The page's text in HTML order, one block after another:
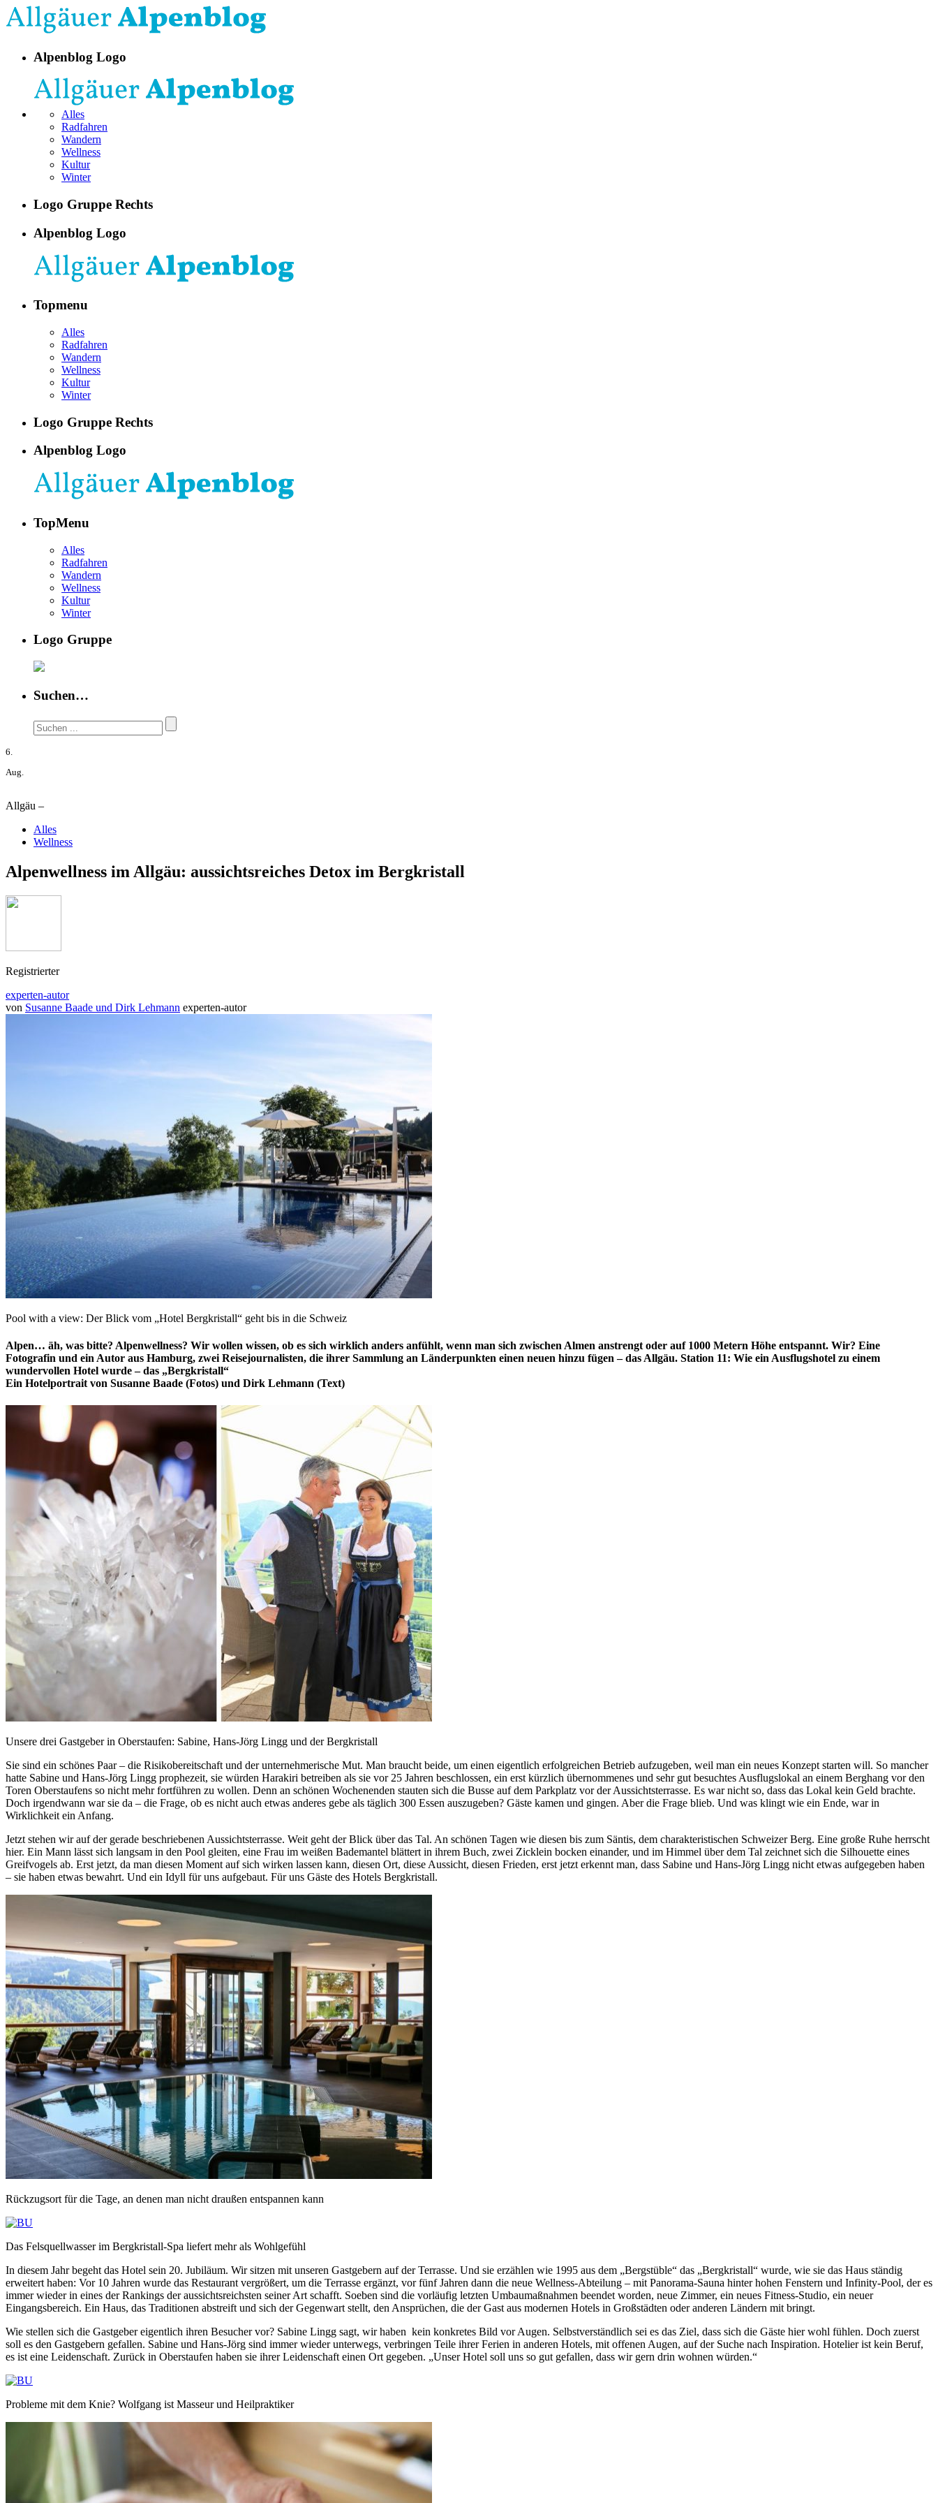
Alpenblog Logo
Alles
Radfahren
Wandern
Wellness
Kultur
Winter
Logo Gruppe Rechts
Alpenblog Logo
Topmenu
Alles
Radfahren
Wandern
Wellness
Kultur
Winter
Logo Gruppe Rechts
Alpenblog Logo
TopMenu
Alles
Radfahren
Wandern
Wellness
Kultur
Winter
Logo Gruppe
Suchen…
6.
Aug.
Allgäu –
Alles
Wellness
Alpenwellness im Allgäu: aussichtsreiches Detox im Bergkristall
Registrierter
experten-autor
von Susanne Baade und Dirk Lehmann experten-autor
Pool with a view: Der Blick vom „Hotel Bergkristall“ geht bis in die Schweiz
Alpen… äh, was bitte? Alpenwellness? Wir wollen wissen, ob es sich wirklich anders anfühlt, wenn man sich zwischen Almen anstrengt oder auf 1000 Metern Höhe entspannt. Wir? Eine
Fotografin und ein Autor aus Hamburg, zwei Reisejournalisten, die ihrer Sammlung an Länderpunkten einen neuen hinzu fügen – das Allgäu. Station 11: Wie ein Ausflugshotel zu einem
wundervollen Hotel wurde – das „Bergkristall“
Ein Hotelportrait von Susanne Baade (Fotos) und Dirk Lehmann (Text)
Unsere drei Gastgeber in Oberstaufen: Sabine, Hans-Jörg Lingg und der Bergkristall
Sie sind ein schönes Paar – die Risikobereitschaft und der unternehmerische Mut. Man braucht beide, um einen eigentlich erfolgreichen Betrieb aufzugeben, weil man ein neues Konzept starten will. So mancher
hatte Sabine und Hans-Jörg Lingg prophezeit, sie würden Harakiri betreiben als sie vor 25 Jahren beschlossen, ein erst kürzlich übernommenes und sehr gut besuchtes Ausflugslokal an einem Berghang vor den
Toren Oberstaufens so nicht mehr fortführen zu wollen. Denn an schönen Wochenenden stauten sich die Busse auf dem Parkplatz vor der Aussichtsterrasse. Es war nicht so, dass das Lokal kein Geld brachte.
Doch irgendwann war sie da – die Frage, ob es nicht auch etwas anderes gebe als täglich 300 Essen auszugeben? Gäste kamen und gingen. Aber die Frage blieb. Und was klingt wie ein Ende, war in
Wirklichkeit ein Anfang.
Jetzt stehen wir auf der gerade beschriebenen Aussichtsterrasse. Weit geht der Blick über das Tal. An schönen Tagen wie diesen bis zum Säntis, dem charakteristischen Schweizer Berg. Eine große Ruhe herrscht
hier. Ein Mann lässt sich langsam in den Pool gleiten, eine Frau im weißen Bademantel blättert in ihrem Buch, zwei Zicklein bocken einander, und im Himmel über dem Tal zeichnet sich die Silhouette eines
Greifvogels ab. Erst jetzt, da man diesen Moment auf sich wirken lassen kann, diesen Ort, diese Aussicht, diesen Frieden, erst jetzt erkennt man, dass Sabine und Hans-Jörg Lingg nicht etwas aufgegeben haben
– sie haben etwas bewahrt. Und ein Idyll für uns aufgebaut. Für uns Gäste des Hotels Bergkristall.
Rückzugsort für die Tage, an denen man nicht draußen entspannen kann
Das Felsquellwasser im Bergkristall-Spa liefert mehr als Wohlgefühl
In diesem Jahr begeht das Hotel sein 20. Jubiläum. Wir sitzen mit unseren Gastgebern auf der Terrasse. Und sie erzählen wie 1995 aus dem „Bergstüble“ das „Bergkristall“ wurde, wie sie das Haus ständig
erweitert haben: Vor 10 Jahren wurde das Restaurant vergrößert, um die Terrasse ergänzt, vor fünf Jahren dann die neue Wellness-Abteilung – mit Panorama-Sauna hinter hohen Fenstern und Infinity-Pool, der es
immer wieder in eines der Rankings der aussichtsreichsten seiner Art schafft. Soeben sind die vorläufig letzten Umbaumaßnahmen beendet worden, neue Zimmer, ein neues Fitness-Studio, ein neuer
Eingangsbereich. Ein Haus, das Traditionen abstreift und sich der Gegenwart stellt, den Ansprüchen, die der Gast aus modernen Hotels in Großstädten oder anderen Ländern mit bringt.
Wie stellen sich die Gastgeber eigentlich ihren Besucher vor? Sabine Lingg sagt, wir haben kein konkretes Bild vor Augen. Selbstverständlich sei es das Ziel, dass sich die Gäste hier wohl fühlen. Doch zuerst
soll es den Gastgebern gefallen. Sabine und Hans-Jörg sind immer wieder unterwegs, verbringen Teile ihrer Ferien in anderen Hotels, mit offenen Augen, auf der Suche nach Inspiration. Hotelier ist kein Beruf,
es ist eine Leidenschaft. Zurück in Oberstaufen haben sie ihrer Leidenschaft einen Ort gegeben. „Unser Hotel soll uns so gut gefallen, dass wir gern drin wohnen würden.“
Probleme mit dem Knie? Wolfgang ist Masseur und Heilpraktiker